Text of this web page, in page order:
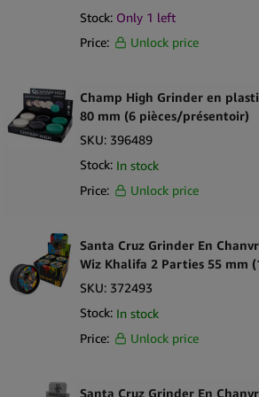
Arguments de vente clés
Conception de grinder en 2 pièces
pour
pratique
Taille de 55 mm
Fabriqué à partir dematériau de chanvre
composite de chanvre
standards
Fourni dans unprésentoir de 12 pièces
facile
Idéal pour les smoke shops, headshops et
responsables
12 × Santa Cruz Grinder en chanvre
Stock: Only 1 left
Price:
Unlock price
Champ High Grinder en
80 mm (6 pièces/présentoir)
SKU: 396489
Stock: In stock
Price:
Unlock price
Santa Cruz Grinder En
Wiz Khalifa 2 Parties 55 mm
SKU: 372493
Stock: In stock
Price:
Unlock price
Santa Cruz Grinder En